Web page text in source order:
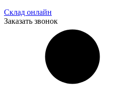
Склад онлайн
Заказать звонок